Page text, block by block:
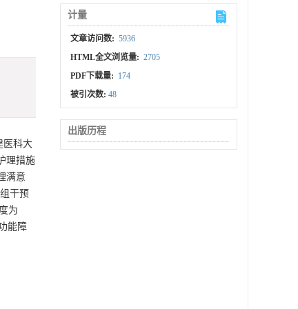
医科大
理措施
满意
干预
为
能障
计量
文章访问数: 5936
HTML全文浏览量: 2705
PDF下载量: 174
被引次数:48
出版历程